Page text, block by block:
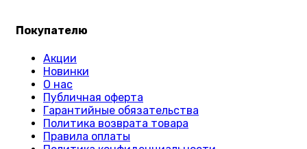
Покупателю
Акции
Новинки
О нас
Публичная оферта
Гарантийные обязательства
Политика возврата товара
Правила оплаты